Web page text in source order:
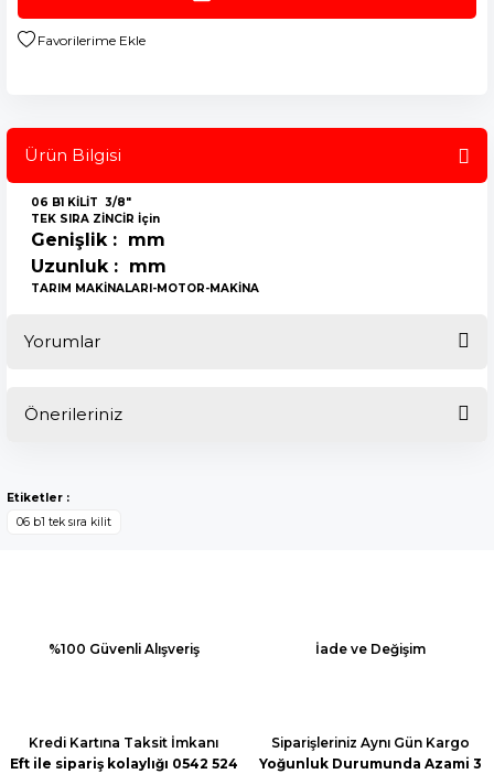
Ürün Bilgisi
06 B1 KİLİT 3/8"
TEK SIRA ZİNCİR İçin
Genişlik : mm
Uzunluk : mm
TARIM MAKİNALARI-MOTOR-MAKİNA
Yorumlar
Önerileriniz
kullanarak tarafımıza iletebilirsiniz.
Görüş ve önerileriniz için teşekkür ederiz.
Ürün bilgilerinde hatalar bulunuyor.
Etiketler :
06 b1 tek sıra kilit
%100 Güvenli Alışveriş İade ve Değişim
Kredi Kartına Taksit İmkanı
Eft ile sipariş kolaylığı 0542 524
Siparişleriniz Aynı Gün Kargo
Yoğunluk Durumunda Azami 3